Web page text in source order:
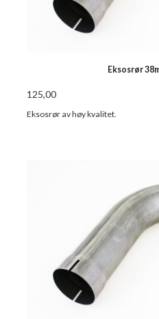
Eksosrør
125,00
Eksosrør av høy kvalitet.